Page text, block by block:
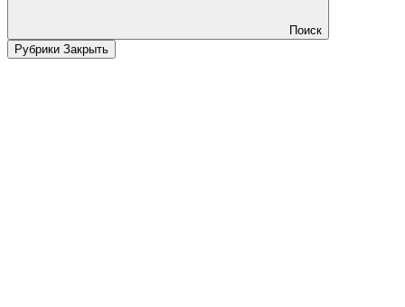
Поиск
Рубрики Закрыть